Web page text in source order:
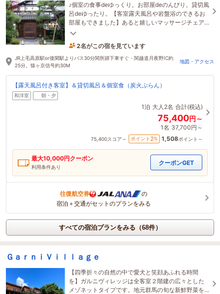
♪個室の食事deゆっくり。お部屋deのんびり。貸切風
呂deゆったり。【客室露天風呂や岩盤浴のできるお
部屋もできました】あると嬉しいマッサージチェア
＆DVDプレーヤーは全室完備
3時間前に予約されました
JR上毛高原駅or後閑駅よりバス30分関所跡下車すぐ・関越道月夜野IC約
25分。猿ヶ京信号約30M
地図・アクセス
【露天風呂付き客室】＆貸切風呂＆個室食（炭火ぷらん）
和洋室 朝・夕
1泊 大人2名 合計(税込)
75,400円～
1名 37,700円～
75,400スコア～ ポイント 2% 1,508ポイント～
最大10,000円クーポン
利用条件あり
クーポンGET
往復航空券
の
宿泊＋交通がセットのプランをみる
すべての宿泊プランをみる（68件）
ＧａｒｎｉＶｉｌｌａｇｅ
【四季折々の自然の中で愛犬と笑顔あふれる時間
を】ガルニヴィレッジは全客室２階建の広々とした
メゾネットタイプです。地元群馬の旬な新鮮野菜を